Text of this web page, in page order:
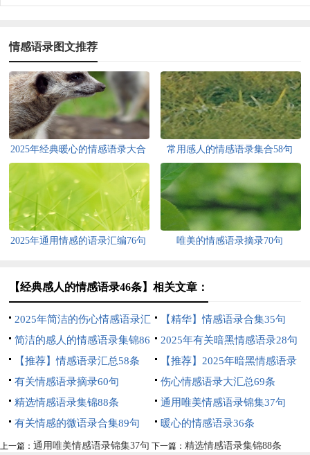
情感语录图文推荐
2025年经典暖心的情感语录大合
集80句
常用感人的情感语录集合58句
2025年通用情感的语录汇编76句 唯美的情感语录摘录70句
【经典感人的情感语录46条】相关文章：
2025年简洁的伤心情感语录汇
编80条
【精华】情感语录合集35句
简洁的感人的情感语录集锦86
条
2025年有关暗黑情感语录28句
【推荐】情感语录汇总58条
【推荐】2025年暗黑情感语录
47句
有关情感语录摘录60句
伤心情感语录大汇总69条
精选情感语录集锦88条
通用唯美情感语录锦集37句
有关情感的微语录合集89句
暖心的情感语录36条
上一篇： 通用唯美情感语录锦集37句 下一篇： 精选情感语录集锦88条